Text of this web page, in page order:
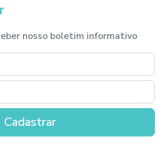
nosso boletim informativo